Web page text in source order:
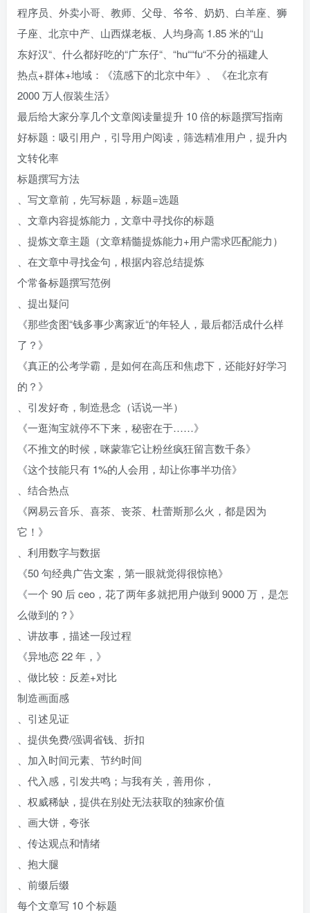
程序员、外卖小哥、教师、父母、爷爷、奶奶、白羊座、狮
子座、北京中产、山西煤老板、人均身高 1.85 米的“山
东好汉“、什么都好吃的“广东仔“、“hu““fu“不分的福建人
热点+群体+地域：《流感下的北京中年》、《在北京有
2000 万人假装生活》
最后给大家分享几个文章阅读量提升 10 倍的标题撰写指南
好标题：吸引用户，引导用户阅读，筛选精准用户，提升内
文转化率
标题撰写方法
、写文章前，先写标题，标题=选题
、文章内容提炼能力，文章中寻找你的标题
、提炼文章主题（文章精髓提炼能力+用户需求匹配能力）
、在文章中寻找金句，根据内容总结提炼
个常备标题撰写范例
、提出疑问
《那些贪图“钱多事少离家近“的年轻人，最后都活成什么样
了？》
《真正的公考学霸，是如何在高压和焦虑下，还能好好学习
的？》
、引发好奇，制造悬念（话说一半）
《一逛淘宝就停不下来，秘密在于……》
《不推文的时候，咪蒙靠它让粉丝疯狂留言数千条》
《这个技能只有 1%的人会用，却让你事半功倍》
、结合热点
《网易云音乐、喜茶、丧茶、杜蕾斯那么火，都是因为
它！》
、利用数字与数据
《50 句经典广告文案，第一眼就觉得很惊艳》
《一个 90 后 ceo，花了两年多就把用户做到 9000 万，是怎
么做到的？》
、讲故事，描述一段过程
《异地恋 22 年，》
、做比较：反差+对比
制造画面感
、引述见证
、提供免费/强调省钱、折扣
、加入时间元素、节约时间
、代入感，引发共鸣；与我有关，善用你，
、权威稀缺，提供在别处无法获取的独家价值
、画大饼，夸张
、传达观点和情绪
、抱大腿
、前缀后缀
每个文章写 10 个标题